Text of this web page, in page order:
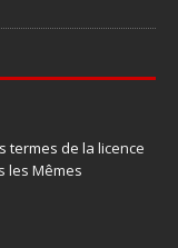
termes de la licence
les Mêmes